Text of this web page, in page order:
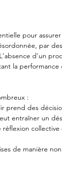
pour
par
d'un
la
:
prend des
entraîner un
réflexion
de manière